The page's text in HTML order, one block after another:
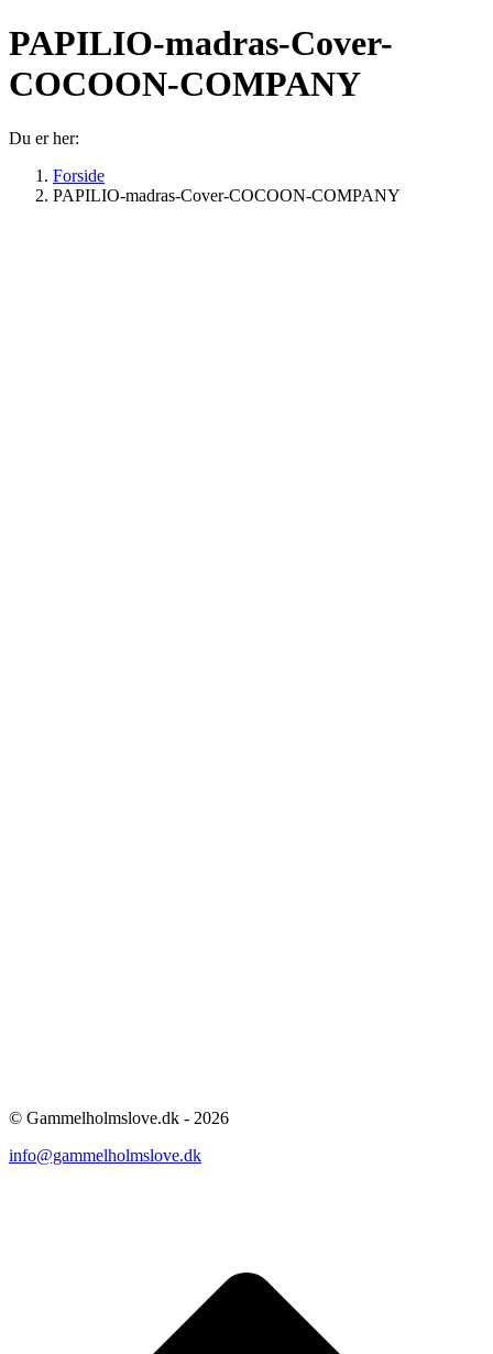
PAPILIO-madras-Cover-
COCOON-COMPANY
Du er her:
Forside
PAPILIO-madras-Cover-COCOON-COMPANY
© Gammelholmslove.dk - 2026
info@gammelholmslove.dk